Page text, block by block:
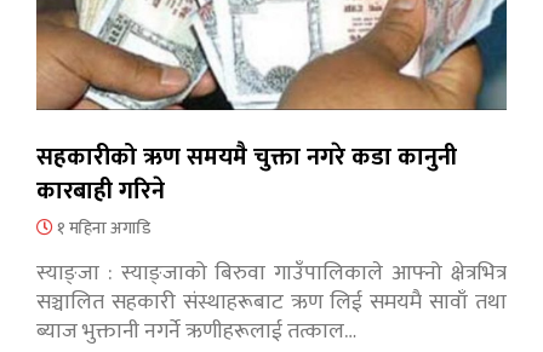
सहकारीको ऋण समयमै चुक्ता नगरे कडा कानुनी
कारबाही गरिने
१ महिना अगाडि
स्याङ्जा : स्याङ्जाको बिरुवा गाउँपालिकाले आफ्नो क्षेत्रभित्र
सञ्चालित सहकारी संस्थाहरूबाट ऋण लिई समयमै सावाँ तथा
ब्याज भुक्तानी नगर्ने ऋणीहरूलाई तत्काल…